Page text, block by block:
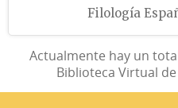
Filología
Actualmente hay un
Biblioteca Virtual